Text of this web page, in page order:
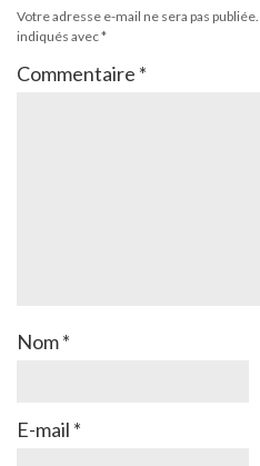
Votre adresse e-mail ne sera pas publiée.
indiqués avec*
Commentaire *
Nom*
E-mail *